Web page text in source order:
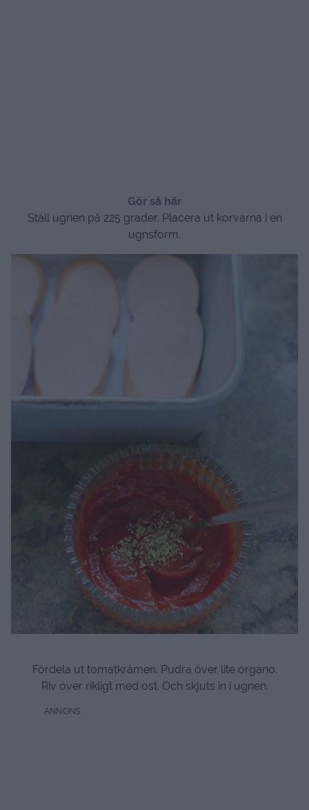
Gör så här
Ställ ugnen på 225 grader. Placera ut korvarna i en
ugnsform.
Fördela ut tomatkrämen. Pudra över lite organo.
Riv över rikligt med ost. Och skjuts in i ugnen.